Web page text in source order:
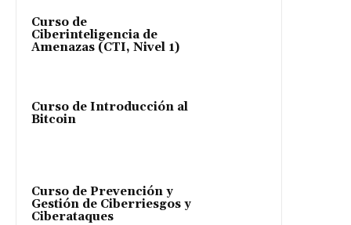
Curso de
Ciberinteligencia de
Amenazas (CTI, Nivel 1)
Curso de Introducción al
Bitcoin
Curso de Prevención y
Gestión de Ciberriesgos y
Ciberataques